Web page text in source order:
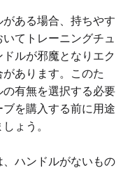
ある場合、持ちやす
てトレーニングチュ
ルが邪魔となりエク
あります。このた
有無を選択する必要
を購入する前に用途
ょう。
ハンドルがないもの